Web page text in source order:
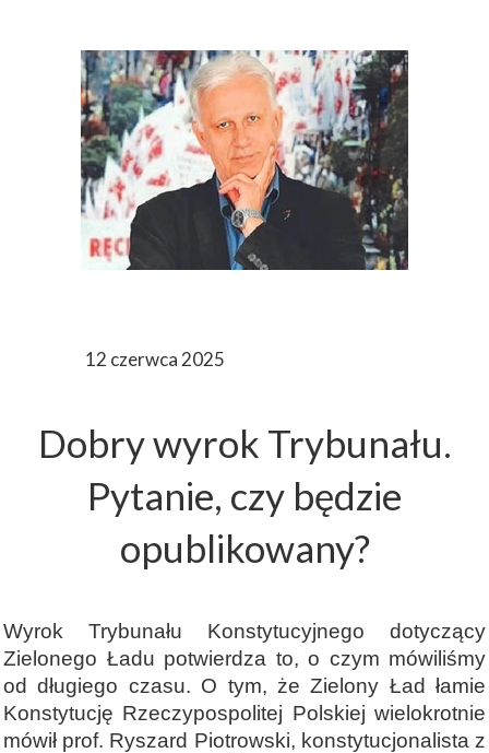
12 czerwca 2025
Dobry wyrok Trybunału.
Pytanie, czy będzie
opublikowany?
Wyrok Trybunału Konstytucyjnego dotyczący
Zielonego Ładu potwierdza to, o czym mówiliśmy
od długiego czasu. O tym, że Zielony Ład łamie
Konstytucję Rzeczypospolitej Polskiej wielokrotnie
mówił prof. Ryszard Piotrowski, konstytucjonalista z